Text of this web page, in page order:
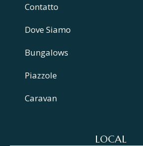
Contatto
Dove Siamo
Bungalows
Piazzole
Caravan
LOCAL